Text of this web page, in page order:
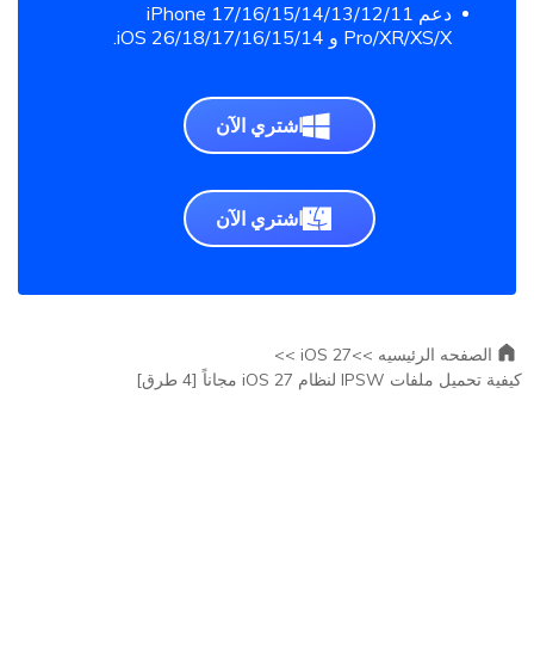
دعم iPhone 17/16/15/14/13/12/11
Pro/XR/XS/X و iOS 26/18/17/16/15/14.
اشتري الآن
اشتري الآن
الصفحه الرئيسيه >>iOS 27 >>
كيفية تحميل ملفات IPSW لنظام iOS 27 مجاناً [4 طرق]